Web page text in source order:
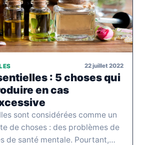
22 juillet 2022
: 5 choses qui
en cas
sont considérées comme un
de choses : des problèmes de
de santé mentale. Pourtant,…